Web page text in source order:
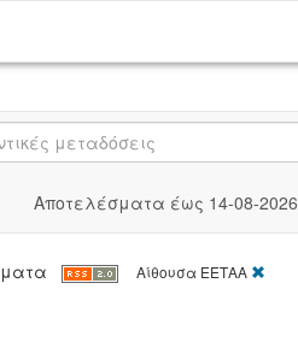
Αποτελέσματα έως 14-08-2026
Αίθουσα ΕΕΤΑΑ
[X]